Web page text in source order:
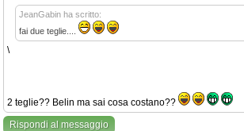
JeanGabin ha scritto:
fai due teglie....
\
2 teglie?? Belin ma sai cosa costano??
Rispondi al messaggio